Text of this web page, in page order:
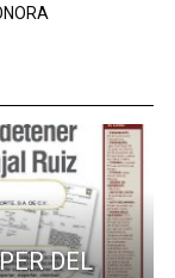
DEL